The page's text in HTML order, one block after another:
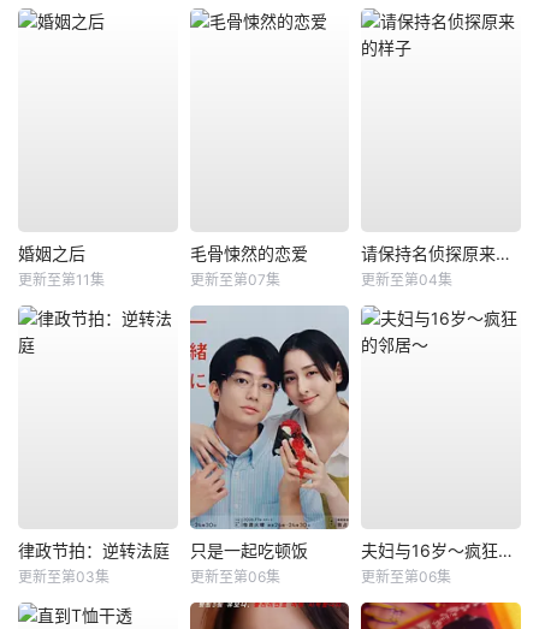
婚姻之后
更新至第11集
毛骨悚然的恋爱
更新至第07集
请保持名侦探原来的样子
更新至第04集
律政节拍：逆转法庭
更新至第03集
只是一起吃顿饭
更新至第06集
夫妇与16岁～疯狂的邻居～
更新至第06集